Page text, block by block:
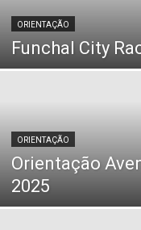
ORIENTAÇÃO
Funchal City
ORIENTAÇÃO
Orientação
2025